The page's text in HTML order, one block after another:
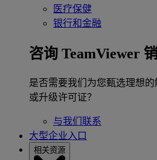
医疗保健
银行和金融
咨询 TeamViewer
是否需要我们为您甄选理想
或升级许可证？
与我们联系
大型企业入口
相关资源